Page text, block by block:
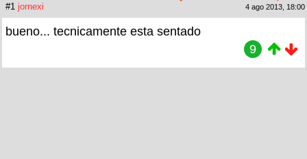
#1 jornexi 4 ago 2013, 18:00
bueno... tecnicamente esta sentado
9